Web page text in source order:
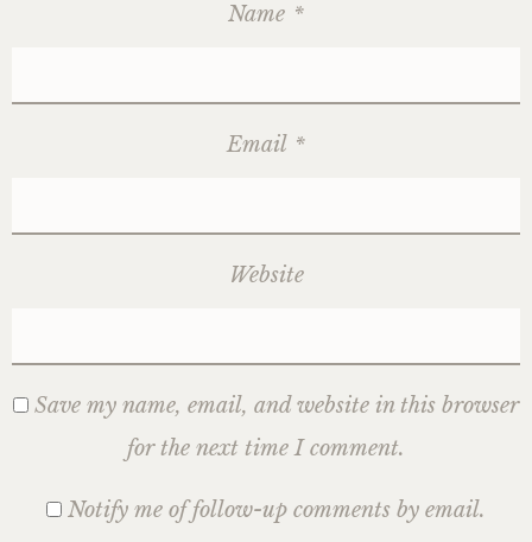
Name *
Email *
Website
Save my name, email, and website in this browser
for the next time I comment.
Notify me of follow-up comments by email.